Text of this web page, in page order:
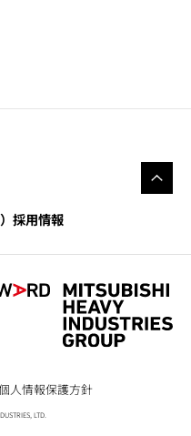
採用情報
人情報保護方針
LTD.